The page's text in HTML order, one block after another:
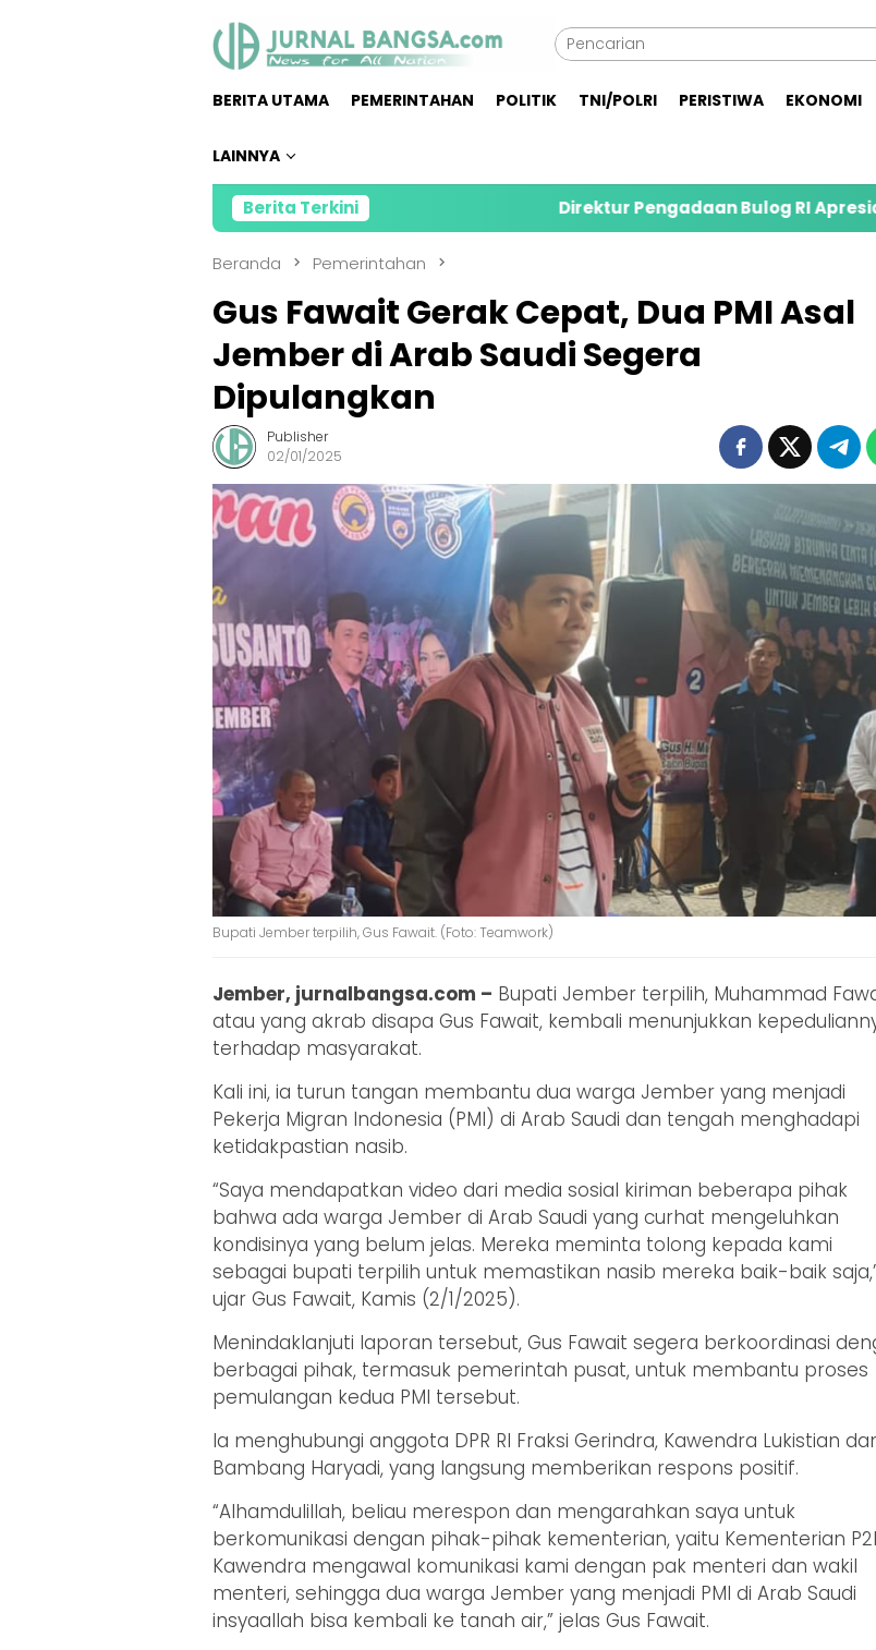
BERITA UTAMA PEMERINTAHAN POLITIK TNI/POLRI PERISTIWA EKONOMI
LAINNYA
Berita Terkini Direktur Pengadaan Bulog RI Apresiasi Lonjakan
Beranda Pemerintahan
Gus Fawait Gerak Cepat, Dua PMI Asal
Jember di Arab Saudi Segera
Dipulangkan
Publisher
02/01/2025
Bupati Jember terpilih, Gus Fawait. (Foto: Teamwork)
Jember, jurnalbangsa.com – Bupati Jember terpilih, Muhammad
atau yang akrab disapa Gus Fawait, kembali menunjukkan
terhadap masyarakat.
Kali ini, ia turun tangan membantu dua warga Jember yang menjadi
Pekerja Migran Indonesia (PMI) di Arab Saudi dan tengah menghadapi
ketidakpastian nasib.
“Saya mendapatkan video dari media sosial kiriman beberapa pihak
bahwa ada warga Jember di Arab Saudi yang curhat mengeluhkan
kondisinya yang belum jelas. Mereka meminta tolong kepada kami
sebagai bupati terpilih untuk memastikan nasib mereka baik-baik
ujar Gus Fawait, Kamis (2/1/2025).
Menindaklanjuti laporan tersebut, Gus Fawait segera berkoordinasi
berbagai pihak, termasuk pemerintah pusat, untuk membantu proses
pemulangan kedua PMI tersebut.
Ia menghubungi anggota DPR RI Fraksi Gerindra, Kawendra Lukistian
Bambang Haryadi, yang langsung memberikan respons positif.
“Alhamdulillah, beliau merespon dan mengarahkan saya untuk
berkomunikasi dengan pihak-pihak kementerian, yaitu Kementerian
Kawendra mengawal komunikasi kami dengan pak menteri dan wakil
menteri, sehingga dua warga Jember yang menjadi PMI di Arab Saudi
insyaallah bisa kembali ke tanah air,” jelas Gus Fawait.